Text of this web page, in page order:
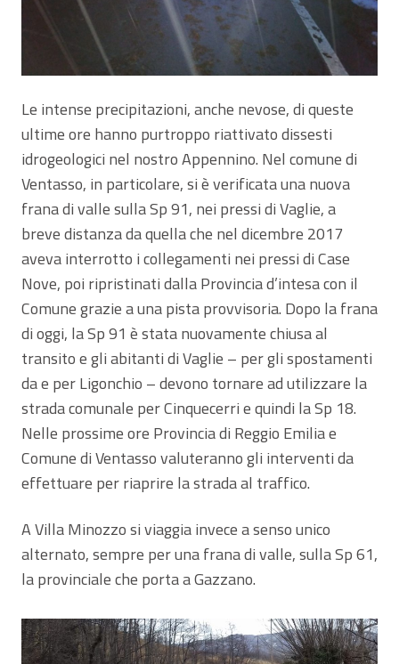
Le intense precipitazioni, anche nevose, di queste
ultime ore hanno purtroppo riattivato dissesti
idrogeologici nel nostro Appennino. Nel comune di
Ventasso, in particolare, si è verificata una nuova
frana di valle sulla Sp 91, nei pressi di Vaglie, a
breve distanza da quella che nel dicembre 2017
aveva interrotto i collegamenti nei pressi di Case
Nove, poi ripristinati dalla Provincia d’intesa con il
Comune grazie a una pista provvisoria. Dopo la frana
di oggi, la Sp 91 è stata nuovamente chiusa al
transito e gli abitanti di Vaglie – per gli spostamenti
da e per Ligonchio – devono tornare ad utilizzare la
strada comunale per Cinquecerri e quindi la Sp 18.
Nelle prossime ore Provincia di Reggio Emilia e
Comune di Ventasso valuteranno gli interventi da
effettuare per riaprire la strada al traffico.
A Villa Minozzo si viaggia invece a senso unico
alternato, sempre per una frana di valle, sulla Sp 61,
la provinciale che porta a Gazzano.